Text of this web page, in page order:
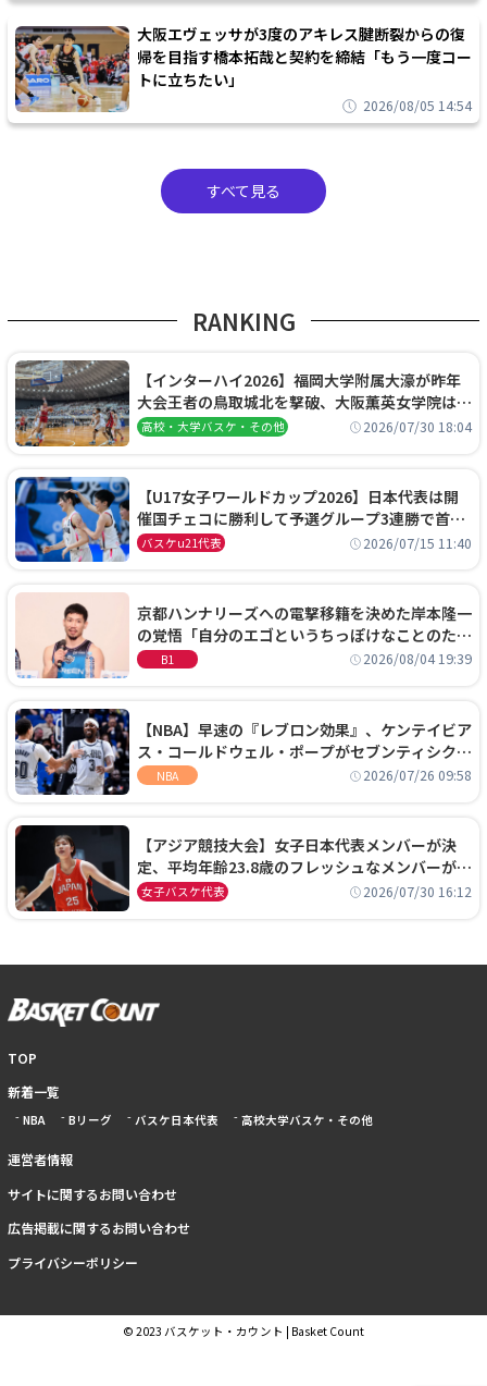
大阪エヴェッサが3度のアキレス腱断裂からの復
帰を目指す橋本拓哉と契約を締結「もう一度コー
トに立ちたい」
2026/08/05 14:54
すべて見る
RANKING
【インターハイ2026】福岡大学附属大濠が昨年
大会王者の鳥取城北を撃破、大阪薫英女学院は岐
阜女子に完勝、大会3日目試合結果
高校・大学バスケ・その他 2026/07/30 18:04
【U17女子ワールドカップ2026】日本代表は開
催国チェコに勝利して予選グループ3連勝で首位
通過！準々決勝の相手はエジプトに決定
バスケu21代表 2026/07/15 11:40
京都ハンナリーズへの電撃移籍を決めた岸本隆一
の覚悟「自分のエゴというちっぽけなことのため
に、京都に来たわけではない」
B1 2026/08/04 19:39
【NBA】早速の『レブロン効果』、ケンテイビア
ス・コールドウェル・ポープがセブンティシクサ
ーズに1年契約で加入
NBA 2026/07/26 09:58
【アジア競技大会】女子日本代表メンバーが決
定、平均年齢23.8歳のフレッシュなメンバーが日
本開催の大舞台で頂点を狙う
女子バスケ代表 2026/07/30 16:12
TOP
新着一覧
NBA Bリーグ バスケ日本代表 高校大学バスケ・その他
運営者情報
サイトに関するお問い合わせ
広告掲載に関するお問い合わせ
プライバシーポリシー
© 2023 バスケット・カウント | Basket Count